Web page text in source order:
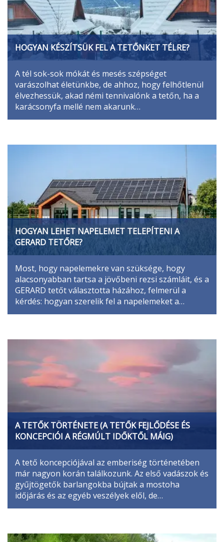
HOGYAN KÉSZÍTSÜK FEL A TETŐNKET TÉLRE?
A tél sok-sok mókát és mesés szépséget
varászolhat életünkbe, de ahhoz, hogy felhőtlenül
élvezhessük, akad némi tennivalónk a tetőn, ha a
karácsonyfa mellé nem akarunk…
HOGYAN LEHET NAPELEMET TELEPÍTENI A
GERARD TETŐRE?
Most, hogy napelemekre van szüksége, hogy
alacsonyabban tartsa a jövőbeni rezsi számláit, és a
GERARD tetőt választotta házához, felmerül a
kérdés: hogyan szerelik fel a napelemeket a…
A TETŐK TÖRTÉNETE (A TETŐK FEJLŐDÉSE ÉS
KONCEPCIÓI A RÉGMÚLT IDŐKTŐL MÁIG)
A tető koncepciójával az emberiség történetében
már nagyon korán találkozunk. Az első vadászok és
gyűjtögetők barlangokba bújtak a mostoha
időjárás és az egyéb veszélyek elől, de…